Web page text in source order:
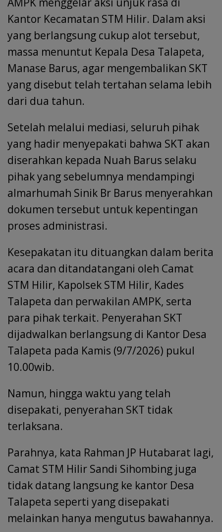
Kantor Kecamatan STM Hilir. Dalam aksi
yang berlangsung cukup alot tersebut,
massa menuntut Kepala Desa Talapeta,
Manase Barus, agar mengembalikan SKT
yang disebut telah tertahan selama lebih
dari dua tahun.
Setelah melalui mediasi, seluruh pihak
yang hadir menyepakati bahwa SKT akan
diserahkan kepada Nuah Barus selaku
pihak yang sebelumnya mendampingi
almarhumah Sinik Br Barus menyerahkan
dokumen tersebut untuk kepentingan
proses administrasi.
Kesepakatan itu dituangkan dalam berita
acara dan ditandatangani oleh Camat
STM Hilir, Kapolsek STM Hilir, Kades
Talapeta dan perwakilan AMPK, serta
para pihak terkait. Penyerahan SKT
dijadwalkan berlangsung di Kantor Desa
Talapeta pada Kamis (9/7/2026) pukul
10.00wib.
Namun, hingga waktu yang telah
disepakati, penyerahan SKT tidak
terlaksana.
Parahnya, kata Rahman JP Hutabarat lagi,
Camat STM Hilir Sandi Sihombing juga
tidak datang langsung ke kantor Desa
Talapeta seperti yang disepakati
melainkan hanya mengutus bawahannya.